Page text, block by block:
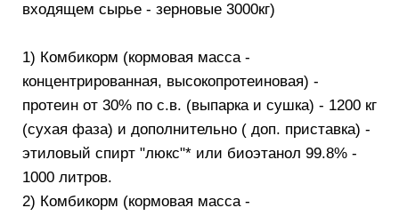
входящем сырье - зерновые 3000кг)
1) Комбикорм (кормовая масса -
концентрированная, высокопротеиновая) -
протеин от 30% по с.в. (выпарка и сушка) - 1200 кг
(сухая фаза) и дополнительно ( доп. приставка) -
этиловый спирт "люкс"* или биоэтанол 99.8% -
1000 литров.
2) Комбикорм (кормовая масса -